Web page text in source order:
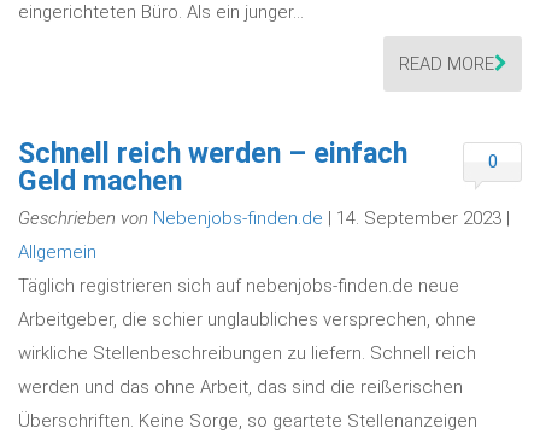
eingerichteten Büro. Als ein junger…
READ MORE
0
Schnell reich werden – einfach
Geld machen
Geschrieben von Nebenjobs-finden.de | 14. September 2023 |
Allgemein
Täglich registrieren sich auf nebenjobs-finden.de neue
Arbeitgeber, die schier unglaubliches versprechen, ohne
wirkliche Stellenbeschreibungen zu liefern. Schnell reich
werden und das ohne Arbeit, das sind die reißerischen
Überschriften. Keine Sorge, so geartete Stellenanzeigen